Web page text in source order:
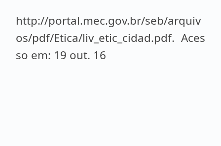
http://portal.mec.gov.br/seb/arquiv
os/pdf/Etica/liv_etic_cidad.pdf. Aces
so em: 19 out. 16